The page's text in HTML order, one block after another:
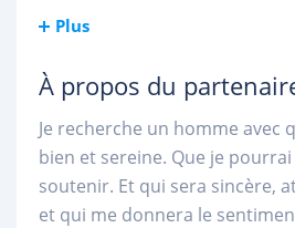
Plus
À propos du
Je recherche un homme avec
bien et sereine. Que je
soutenir. Et qui sera sincère,
et qui me donnera le